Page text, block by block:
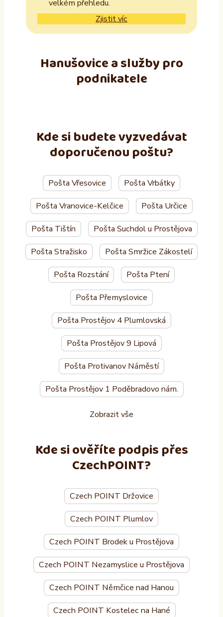
velkém přehledu.
Zjistit víc
Hanušovice a služby pro
podnikatele
Kde si budete vyzvedávat
doporučenou poštu?
Pošta Vřesovice Pošta Vrbátky
Pošta Vranovice-Kelčice Pošta Určice
Pošta Tištín Pošta Suchdol u Prostějova
Pošta Stražisko Pošta Smržice Zákostelí
Pošta Rozstání Pošta Ptení
Pošta Přemyslovice
Pošta Prostějov 4 Plumlovská
Pošta Prostějov 9 Lipová
Pošta Protivanov Náměstí
Pošta Prostějov 1 Poděbradovo nám.
Zobrazit vše
Kde si ověříte podpis přes
CzechPOINT?
Czech POINT Držovice
Czech POINT Plumlov
Czech POINT Brodek u Prostějova
Czech POINT Nezamyslice u Prostějova
Czech POINT Němčice nad Hanou
Czech POINT Kostelec na Hané